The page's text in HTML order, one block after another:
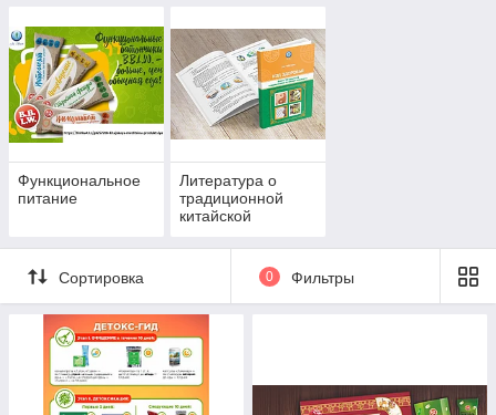
Функциональное
питание
Литература о
традиционной
китайской
Сортировка 0 Фильтры